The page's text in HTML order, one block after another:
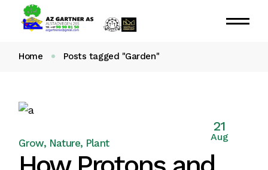
Home Posts tagged "Garden"
21
Aug
Grow Nature Plant